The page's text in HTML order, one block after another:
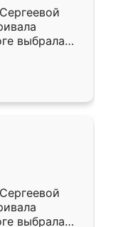
выбрала
потом
объяснил
с
осталась
и ожидала.
выбрала